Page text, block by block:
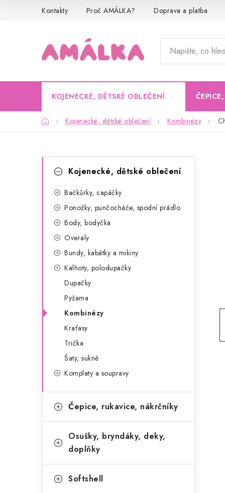
Kontakty Proč AMÁLKA? Doprava a platba
KOJENECKÉ, DĚTSKÉ OBLEČENÍ
DomůKojenecké, dětské oblečení Kombinézy
í
e
kategorieKojenecké, dětské oblečení
Bačkůrky, capáčky
Ponožky, punčocháče, spodní prádlo
Body, bodyčka
Overaly
Bundy, kabátky a mikiny
Kalhoty, polodupačky
Dupačky
Pyžama
Kombinézy
Kraťasy
Trička
Šaty, sukně
Komplety a soupravy
Čepice, rukavice, nákrčníky
Osušky, bryndáky, deky,
doplňky
Softshell